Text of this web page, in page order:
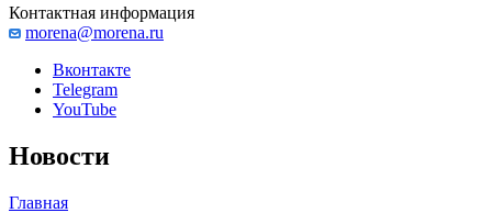
Контактная информация
morena@morena.ru
Вконтакте
Telegram
YouTube
Новости
Главная